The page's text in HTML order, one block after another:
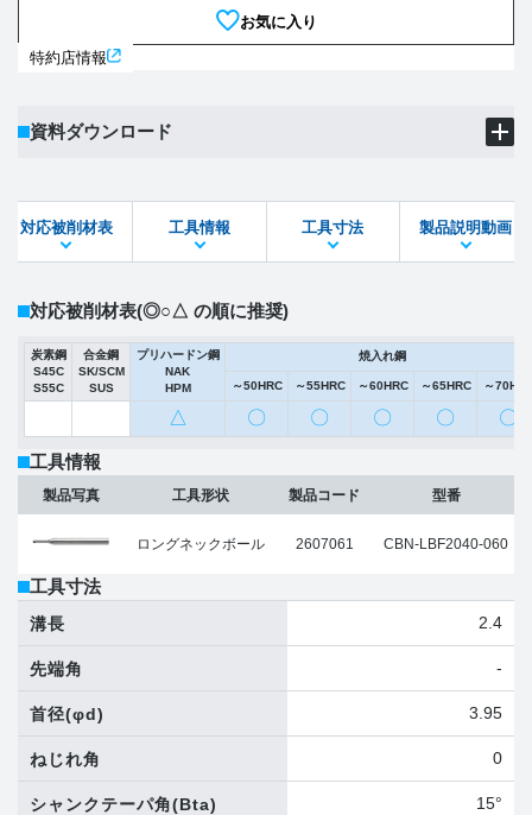
お気に入り
特約店情報
資料ダウンロード
STEPファイル DXFファイル
対応被削材表 工具情報 工具寸法 製品説明動画
対応被削材表(◎○△ の順に推奨)
炭素鋼
S45C
S55C
合金鋼
SK/SCM
SUS
プリハードン鋼
NAK
HPM
焼入れ鋼
～50HRC ～55HRC ～60HRC ～65HRC ～
△ 〇 〇 〇 〇 〇
工具情報
製品写真 工具形状
ロングネックボール
製品コード
2607061
型番
CBN-LBF2040-060
工具寸法
溝長 2.4
先端角 -
首径(φd) 3.95
ねじれ角 0
シャンクテーパ角(Bta) 15°